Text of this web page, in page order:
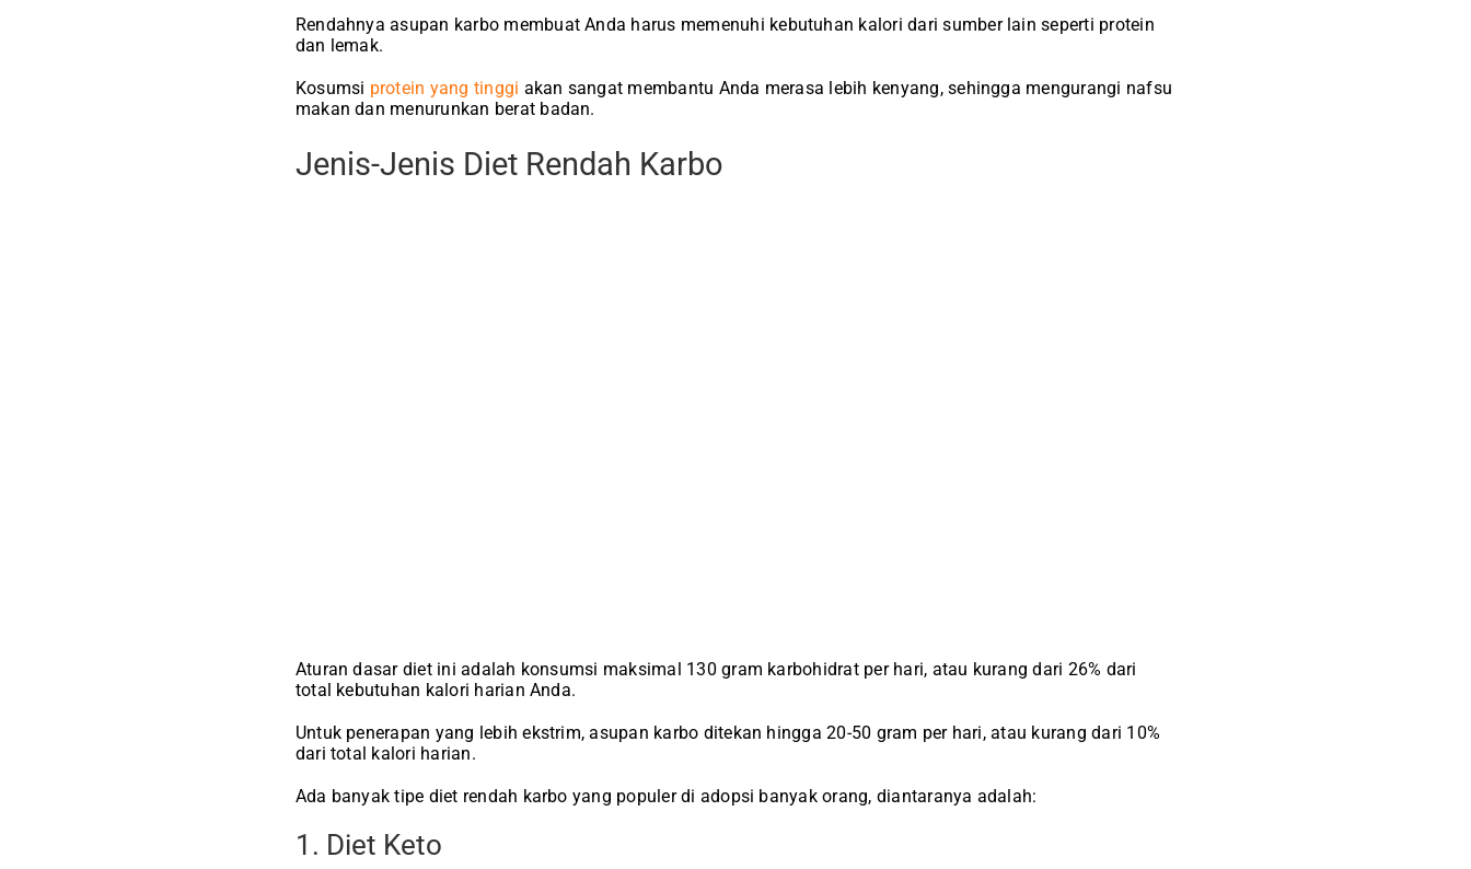
Rendahnya asupan karbo membuat Anda harus memenuhi kebutuhan kalori dari sumber lain seperti protein
dan lemak.
Kosumsi protein yang tinggi akan sangat membantu Anda merasa lebih kenyang, sehingga mengurangi nafsu
makan dan menurunkan berat badan.
Jenis-Jenis Diet Rendah Karbo
Aturan dasar diet ini adalah konsumsi maksimal 130 gram karbohidrat per hari, atau kurang dari 26% dari
total kebutuhan kalori harian Anda.
Untuk penerapan yang lebih ekstrim, asupan karbo ditekan hingga 20-50 gram per hari, atau kurang dari 10%
dari total kalori harian.
Ada banyak tipe diet rendah karbo yang populer di adopsi banyak orang, diantaranya adalah:
1. Diet Keto